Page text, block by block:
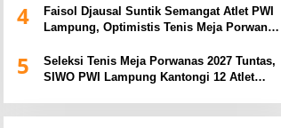
4
Faisol Djausal Suntik Semangat Atlet PWI
Lampung, Optimistis Tenis Meja Porwanas
5
Seleksi Tenis Meja Porwanas 2027 Tuntas,
SIWO PWI Lampung Kantongi 12 Atlet